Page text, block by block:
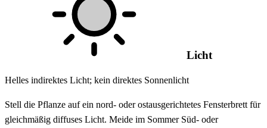
Licht
Helles indirektes Licht; kein direktes Sonnenlicht
Stell die Pflanze auf ein nord- oder ostausgerichtetes Fensterbrett für
gleichmäßig diffuses Licht. Meide im Sommer Süd- oder